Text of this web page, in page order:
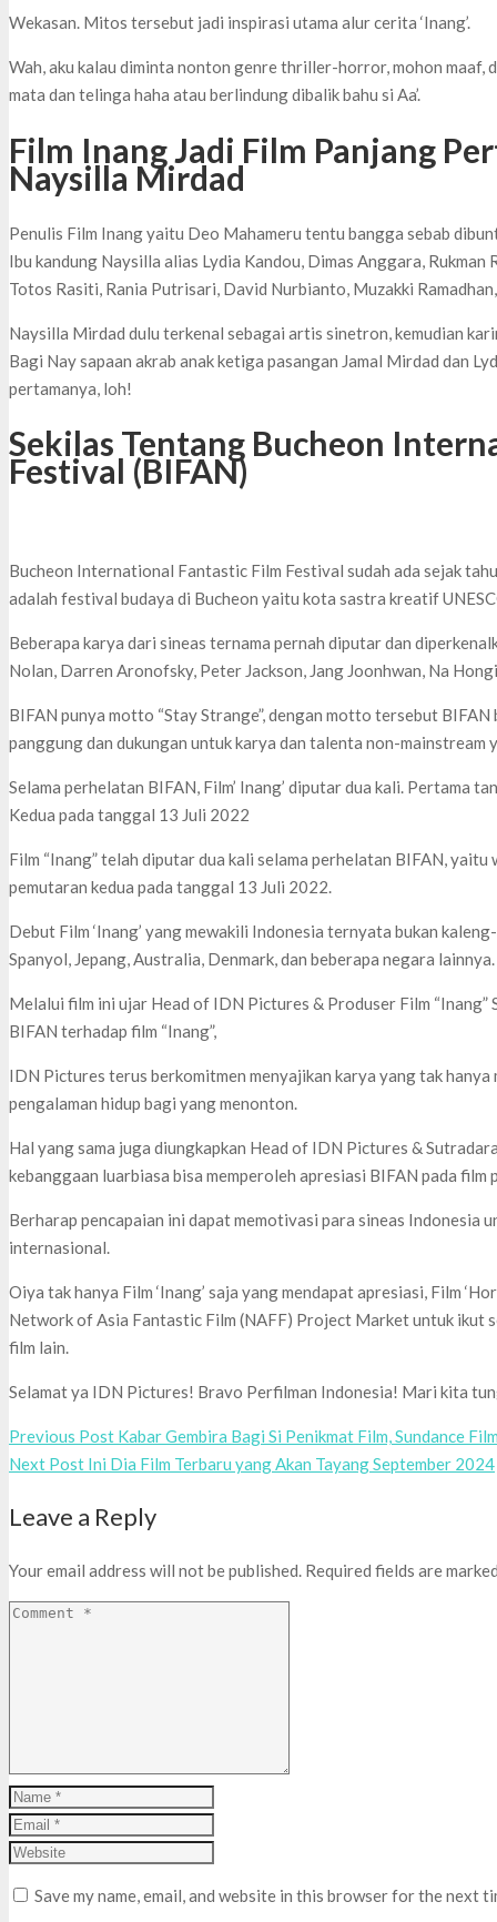
Wekasan. Mitos tersebut jadi inspirasi utama alur cerita ‘Inang’.
Wah, aku kalau diminta nonton genre thriller-horror, mohon maaf,
mata dan telinga haha atau berlindung dibalik bahu si Aa’.
Film Inang Jadi Film Panjang
Naysilla Mirdad
Penulis Film Inang yaitu Deo Mahameru tentu bangga sebab
Ibu kandung Naysilla alias Lydia Kandou, Dimas Anggara,
Totos Rasiti, Rania Putrisari, David Nurbianto, Muzakki
Naysilla Mirdad dulu terkenal sebagai artis sinetron, kemudian
Bagi Nay sapaan akrab anak ketiga pasangan Jamal Mirdad dan
pertamanya, loh!
Sekilas Tentang Bucheon
Festival (BIFAN)
Bucheon International Fantastic Film Festival sudah ada sejak
adalah festival budaya di Bucheon yaitu kota sastra kreatif
Beberapa karya dari sineas ternama pernah diputar dan
Nolan, Darren Aronofsky, Peter Jackson, Jang Joonhwan, Na
BIFAN punya motto “Stay Strange”, dengan motto tersebut
panggung dan dukungan untuk karya dan talenta non-mainstream
Selama perhelatan BIFAN, Film’ Inang’ diputar dua kali. Pertama
Kedua pada tanggal 13 Juli 2022
Film “Inang” telah diputar dua kali selama perhelatan BIFAN,
pemutaran kedua pada tanggal 13 Juli 2022.
Debut Film ‘Inang’ yang mewakili Indonesia ternyata bukan
Spanyol, Jepang, Australia, Denmark, dan beberapa negara lainnya.
Melalui film ini ujar Head of IDN Pictures & Produser Film
BIFAN terhadap film “Inang”,
IDN Pictures terus berkomitmen menyajikan karya yang tak
pengalaman hidup bagi yang menonton.
Hal yang sama juga diungkapkan Head of IDN Pictures &
kebanggaan luarbiasa bisa memperoleh apresiasi BIFAN pada
Berharap pencapaian ini dapat memotivasi para sineas Indonesia
internasional.
Oiya tak hanya Film ‘Inang’ saja yang mendapat apresiasi, Film
Network of Asia Fantastic Film (NAFF) Project Market untuk ikut
film lain.
Selamat ya IDN Pictures! Bravo Perfilman Indonesia! Mari kita
Previous Post Kabar Gembira Bagi Si Penikmat Film, Sundance
Next Post Ini Dia Film Terbaru yang Akan Tayang September 2024
Leave a Reply
Your email address will not be published. Required fields are
Save my name, email, and website in this browser for the next